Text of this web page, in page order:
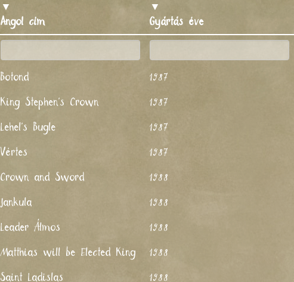
▼
Angol cím
▼
Gyártás éve
Botond 1987
King Stephen's Crown 1987
Lehel's Bugle 1987
Vértes 1987
Crown and Sword 1988
Jankula 1988
Leader Álmos 1988
Matthias will be Elected King 1988
Saint Ladislas 1988